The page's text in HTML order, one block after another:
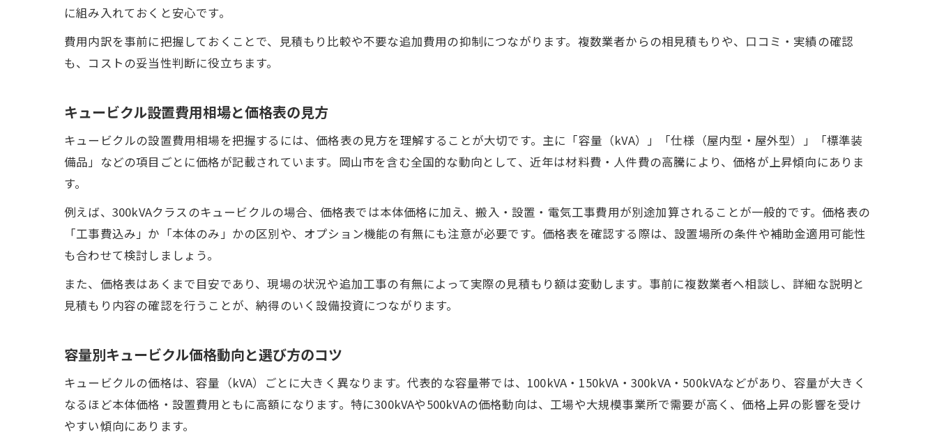
価格表を活用した見積もりの確認ポイント
岡山市で申請できる助成金の基本知識
キュービクル更新時の補助金対象条件を整理
設備更新計画と補助金スケジュールの立て方
設置費用相場や交換工事で知っておきたいこと
キュービクル交換工事費用の最新動向を解説
高圧受電設備の交換時期とコスト目安
高圧受電設備のコスト最適化を目指す実践ガイド
岡山市高圧受電設備のコスト最適化手法を紹介
に組み入れておくと安心です。
費用内訳を事前に把握しておくことで、見積もり比較や不要な追加費用の抑制につながります。複数業者からの相見積もりや、口コミ・実績の確認
も、コストの妥当性判断に役立ちます。
キュービクル設置費用相場と価格表の見方
キュービクルの設置費用相場を把握するには、価格表の見方を理解することが大切です。主に「容量（kVA）」「仕様（屋内型・屋外型）」「標準装
備品」などの項目ごとに価格が記載されています。岡山市を含む全国的な動向として、近年は材料費・人件費の高騰により、価格が上昇傾向にありま
す。
例えば、300kVAクラスのキュービクルの場合、価格表では本体価格に加え、搬入・設置・電気工事費用が別途加算されることが一般的です。価格表の
「工事費込み」か「本体のみ」かの区別や、オプション機能の有無にも注意が必要です。価格表を確認する際は、設置場所の条件や補助金適用可能性
も合わせて検討しましょう。
また、価格表はあくまで目安であり、現場の状況や追加工事の有無によって実際の見積もり額は変動します。事前に複数業者へ相談し、詳細な説明と
見積もり内容の確認を行うことが、納得のいく設備投資につながります。
容量別キュービクル価格動向と選び方のコツ
キュービクルの価格は、容量（kVA）ごとに大きく異なります。代表的な容量帯では、100kVA・150kVA・300kVA・500kVAなどがあり、容量が大きく
なるほど本体価格・設置費用ともに高額になります。特に300kVAや500kVAの価格動向は、工場や大規模事業所で需要が高く、価格上昇の影響を受け
やすい傾向にあります。
お問い合わせはこちら
お問い合わせはこちら